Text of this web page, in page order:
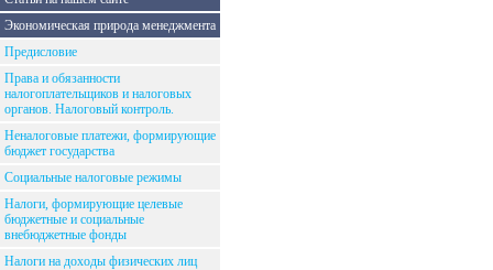
Экономическая природа менеджмента
Предисловие
Права и обязанности
налогоплательщиков и налоговых
органов. Налоговый контроль.
Неналоговые платежи, формирующие
бюджет государства
Социальные налоговые режимы
Налоги, формирующие целевые
бюджетные и социальные
внебюджетные фонды
Налоги на доходы физических лиц